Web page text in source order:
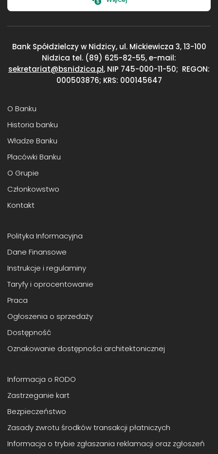
Bank Spółdzielczy w Nidzicy, ul. Mickiewicza 3,13-100
Nidzica tel. (89) 625-82-55, e-mail:
sekretariat@bsnidzica.pl, NIP 745-000-11-50; REGON:
000503876; KRS: 000145647
O Banku
Historia banku
Władze Banku
Placówki Banku
O Grupie
Członkowstwo
Kontakt
Polityka Informacyjna
Dane Finansowe
Instrukcje i regulaminy
Taryfy i oprocentowanie
Praca
Ogłoszenia o sprzedaży
Dostępność
Oznakowanie dostępności architektonicznej
Informacja o RODO
Zastrzeganie kart
Bezpieczeństwo
Zasady zwrotu środków transakcji płatniczych
Informacja o trybie zgłaszania reklamacji oraz zgłoszeń